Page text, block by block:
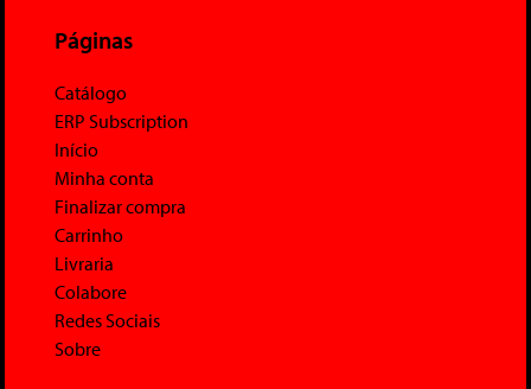
Páginas
Catálogo
ERP Subscription
Início
Minha conta
Finalizar compra
Carrinho
Livraria
Colabore
Redes Sociais
Sobre